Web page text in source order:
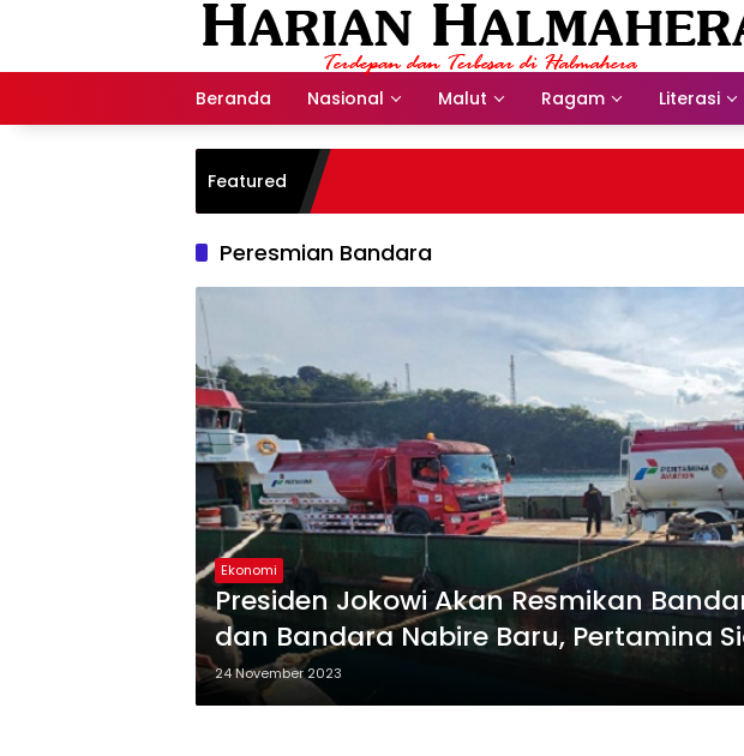
Beranda Nasional Malut Ragam Literasi
Featured
Peresmian Bandara
Ekonomi
Presiden Jokowi Akan Resmikan
dan Bandara Nabire Baru, Pertamina
Penyaluran Avtur
24 November 2023